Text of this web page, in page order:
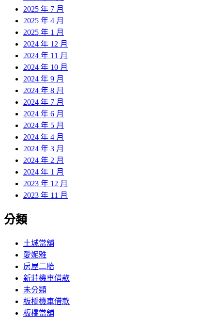
2025 年 7 月
2025 年 4 月
2025 年 1 月
2024 年 12 月
2024 年 11 月
2024 年 10 月
2024 年 9 月
2024 年 8 月
2024 年 7 月
2024 年 6 月
2024 年 5 月
2024 年 4 月
2024 年 3 月
2024 年 2 月
2024 年 1 月
2023 年 12 月
2023 年 11 月
分類
土城當舖
愛妮雅
房屋二胎
新莊機車借款
未分類
板橋機車借款
板橋當舖